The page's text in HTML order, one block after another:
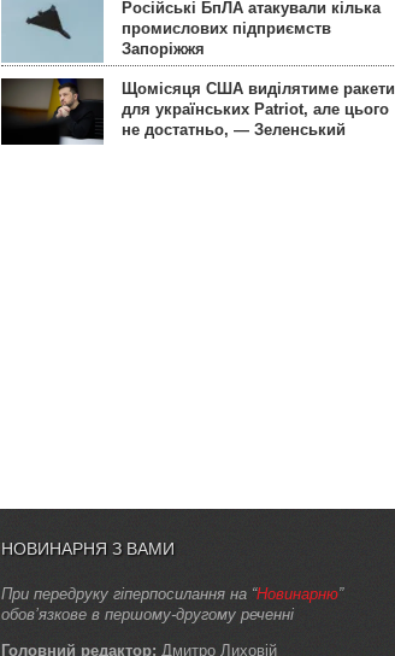
Російські БпЛА атакували кілька
промислових підприємств
Запоріжжя
Щомісяця США виділятиме ракети
для українських Patriot, але цього
не достатньо, — Зеленський
НОВИНАРНЯ З ВАМИ
При передруку гіперпосилання на “Новинарню”
обов’язкове в першому-другому реченні
Головний редактор: Дмитро Лиховій